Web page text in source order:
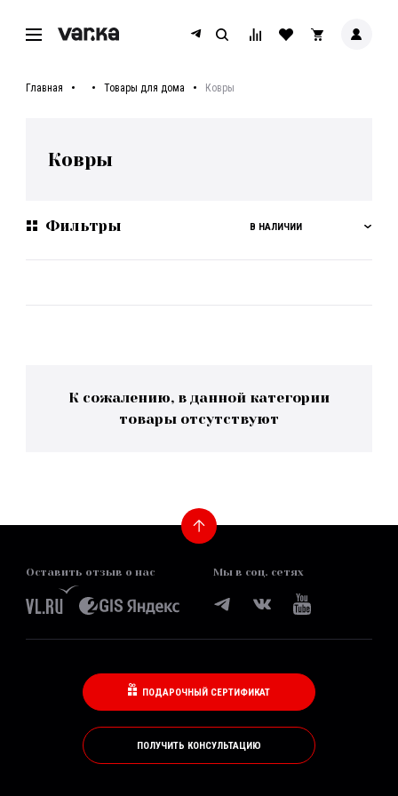
Главная Товары для дома Ковры
Ковры
Фильтры В НАЛИЧИИ
К сожалению, в данной категории
товары отсутствуют
Оставить отзыв о нас Мы в соц. сетях
ПОДАРОЧНЫЙ СЕРТИФИКАТ
ПОЛУЧИТЬ КОНСУЛЬТАЦИЮ